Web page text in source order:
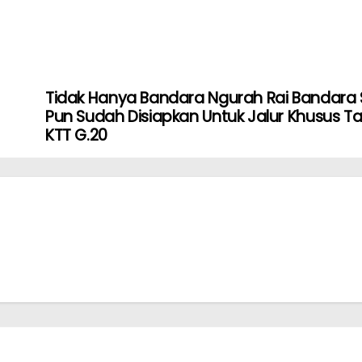
Tidak Hanya Bandara Ngurah Rai
Pun Sudah Disiapkan Untuk Jalur Khusus
KTT G.20